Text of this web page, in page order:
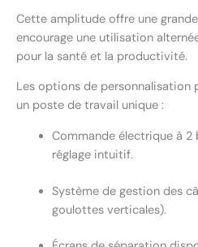
Cette amplitude offre une
encourage une utilisation
pour la santé et la productivité.
Les options de personnalisation
un poste de travail unique :
Commande électrique à
réglage intuitif.
Système de gestion des
goulottes verticales).